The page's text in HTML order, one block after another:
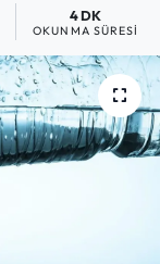
4 DK
OKUNMA SÜRESI